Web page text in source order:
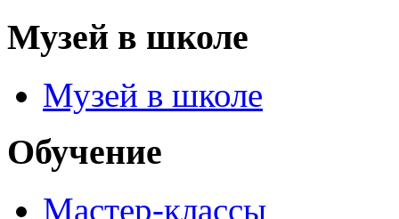
Музей в школе
Музей в школе
Обучение
Мастер-классы